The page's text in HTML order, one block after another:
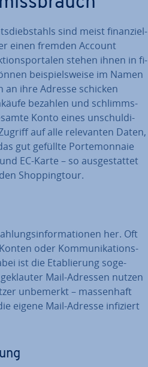
sind meist fi­nan­zi­el­
einen fremden Account
stehen ihnen in fi­
bei­spiels­wei­se im Namen
ihre Adresse schicken
bezahlen und schlimms­
Konto eines un­schul­di­
auf alle re­le­van­ten Daten,
gut gefüllte Porte­mon­naie
EC-Karte – so aus­ge­stat­tet
Shop­ping­tour.
her. Oft
oder Kom­mu­ni­ka­ti­ons-
ist die Eta­blie­rung so­ge­
Mail-Adressen nutzen
unbemerkt – mas­sen­haft
eigene Mail-Adresse infiziert